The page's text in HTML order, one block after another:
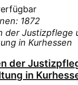
1872
der Justizpflege
in Kurhessen
der
in